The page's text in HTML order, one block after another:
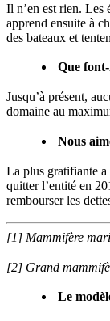
Il n’en est rien. Les
apprend ensuite à
des bateaux et
Que
Jusqu’à présent,
domaine au
Nous
La plus gratifiante a
quitter l’entité en
rembourser les
[1] Mammifère
[2] Grand
Le